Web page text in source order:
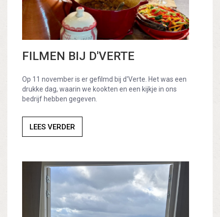
FILMEN BIJ D'VERTE
Op 11 november is er gefilmd bij d'Verte. Het was een
drukke dag, waarin we kookten en een kijkje in ons
bedrijf hebben gegeven.
LEES VERDER